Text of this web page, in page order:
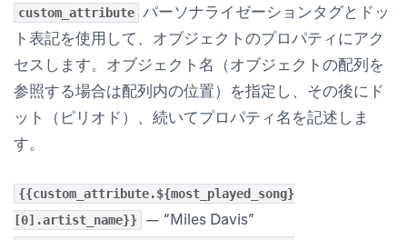
custom_attribute パーソナライゼーションタグとドッ
ト表記を使用して、オブジェクトのプロパティにアク
セスします。オブジェクト名（オブジェクトの配列を
参照する場合は配列内の位置）を指定し、その後にド
ット（ピリオド）、続いてプロパティ名を記述しま
す。
{{custom_attribute.${most_played_song}
[0].artist_name}}
— “Miles Davis”